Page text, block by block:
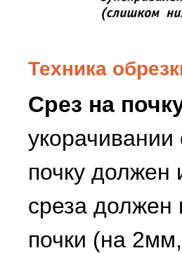
Техника
Срез на
почку должен
среза должен
почки (на